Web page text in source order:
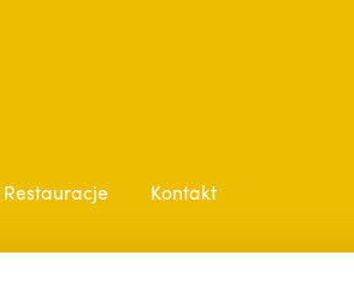
Restauracje Kontakt